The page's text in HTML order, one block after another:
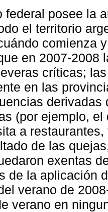
federal posee la
el territorio
comienza
en 2007-2008
críticas;
en las
(por ejemplo,
a
de las
exentas
de la aplicación
verano de
verano en